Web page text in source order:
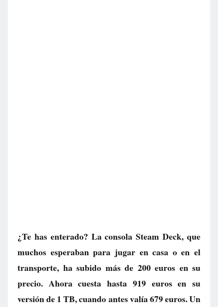
¿Te has enterado? La consola Steam Deck, que
muchos esperaban para jugar en casa o en el
transporte, ha subido más de 200 euros en su
precio. Ahora cuesta hasta 919 euros en su
versión de 1 TB, cuando antes valía 679 euros. Un